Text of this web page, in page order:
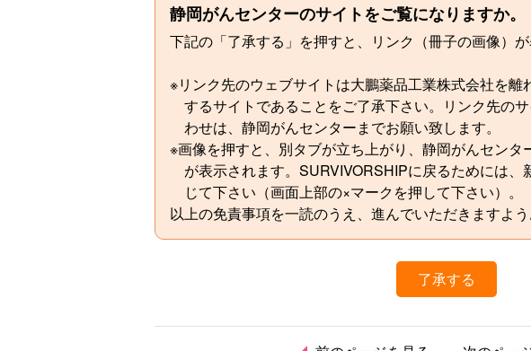
静岡がんセンターのサイトをご覧になりますか。
下記の「了承する」を押すと、リンク（冊子の画像）が
※リンク先のウェブサイトは大鵬薬品工業株式会社を離
するサイトであることをご了承下さい。リンク先の
わせは、静岡がんセンターまでお願い致します。
※画像を押すと、別タブが立ち上がり、静岡がんセンタ
が表示されます。SURVIVORSHIPに戻るためには、
じて下さい（画面上部の×マークを押して下さい）。
以上の免責事項を一読のうえ、進んでいただきますよう
了承する